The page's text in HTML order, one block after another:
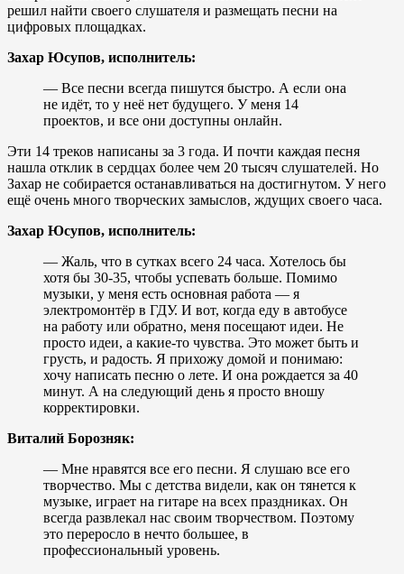
решил найти своего слушателя и размещать песни на
цифровых площадках.
Захар Юсупов, исполнитель:
— Все песни всегда пишутся быстро. А если она
не идёт, то у неё нет будущего. У меня 14
проектов, и все они доступны онлайн.
Эти 14 треков написаны за 3 года. И почти каждая песня
нашла отклик в сердцах более чем 20 тысяч слушателей. Но
Захар не собирается останавливаться на достигнутом. У него
ещё очень много творческих замыслов, ждущих своего часа.
Захар Юсупов, исполнитель:
— Жаль, что в сутках всего 24 часа. Хотелось бы
хотя бы 30-35, чтобы успевать больше. Помимо
музыки, у меня есть основная работа — я
электромонтёр в ГДУ. И вот, когда еду в автобусе
на работу или обратно, меня посещают идеи. Не
просто идеи, а какие-то чувства. Это может быть и
грусть, и радость. Я прихожу домой и понимаю:
хочу написать песню о лете. И она рождается за 40
минут. А на следующий день я просто вношу
корректировки.
Виталий Борозняк:
— Мне нравятся все его песни. Я слушаю все его
творчество. Мы с детства видели, как он тянется к
музыке, играет на гитаре на всех праздниках. Он
всегда развлекал нас своим творчеством. Поэтому
это переросло в нечто большее, в
профессиональный уровень.